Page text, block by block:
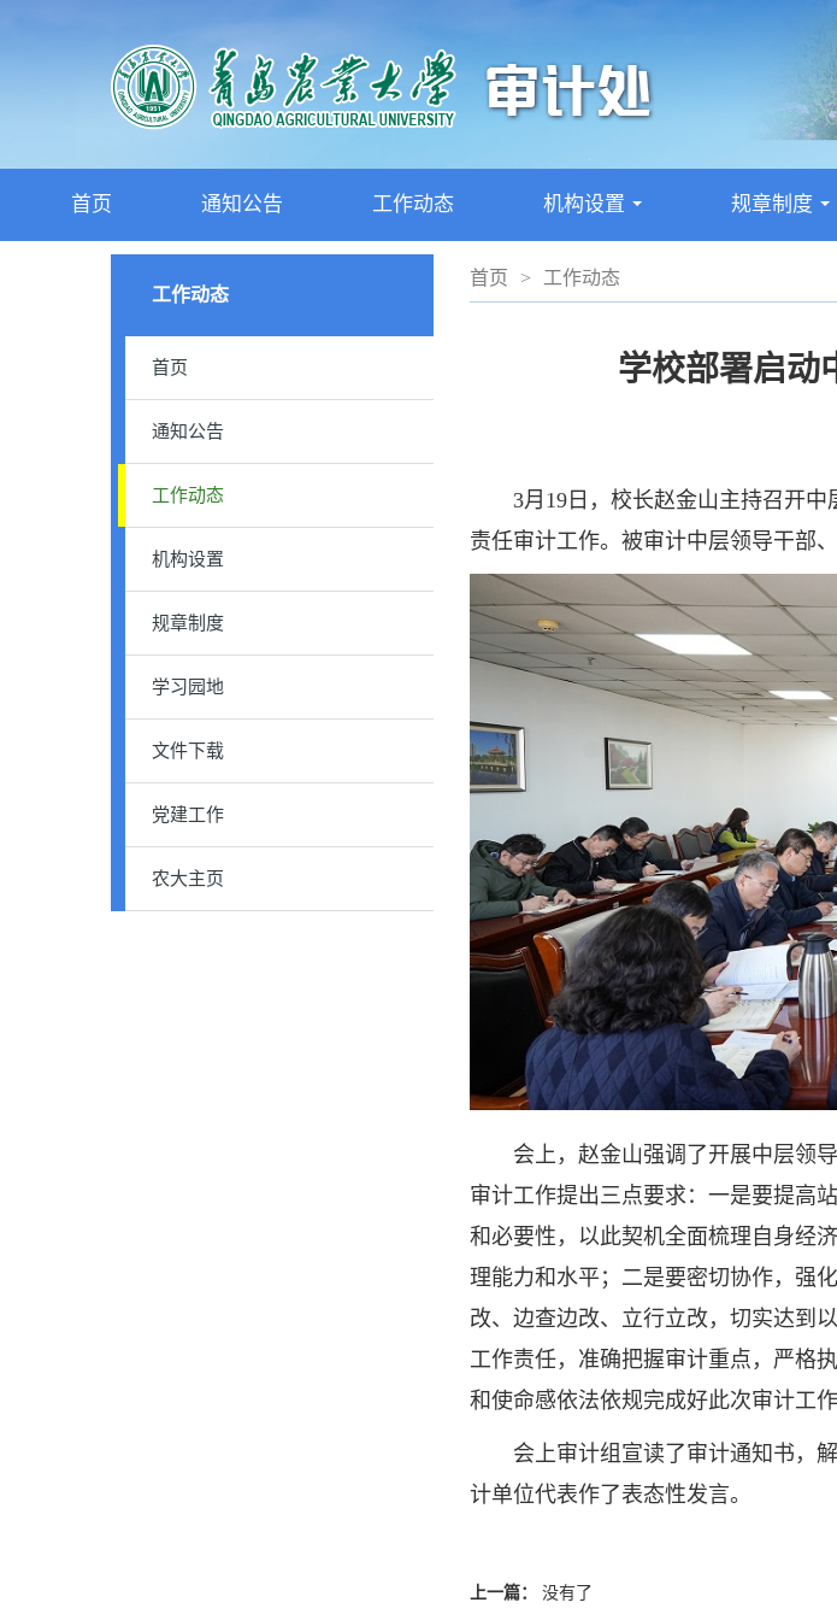
首页 通知公告 工作动态
机构设置
规章制度
工作动态
首页
通知公告
工作动态
机构设置
规章制度
学习园地
文件下载
党建工作
农大主页
首页 > 工作动态
学校部署启动
3月19日，校长赵金山主持召开中
责任审计工作。被审计中层领导干部
会上，赵金山强调了开展中层领导
审计工作提出三点要求：一是要提高
和必要性，以此契机全面梳理自身经
理能力和水平；二是要密切协作，强
改、边查边改、立行立改，切实达到
工作责任，准确把握审计重点，严格
和使命感依法依规完成好此次审计工作
会上审计组宣读了审计通知书，解
计单位代表作了表态性发言。
上一篇： 没有了